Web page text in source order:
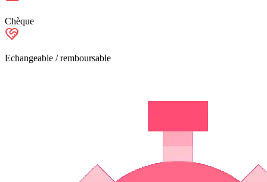
Chèque
Echangeable / remboursable